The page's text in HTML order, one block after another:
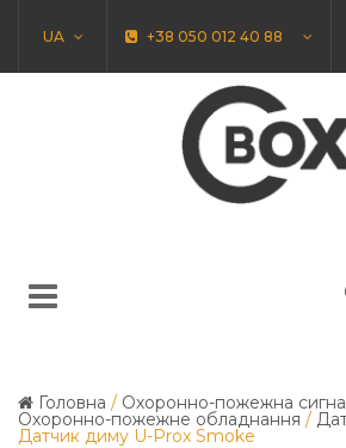
UA +38 050 012 40 88
Головна / Охоронно-пожежна
Охоронно-пожежне обладнання /
Датчик диму U-Prox Smoke